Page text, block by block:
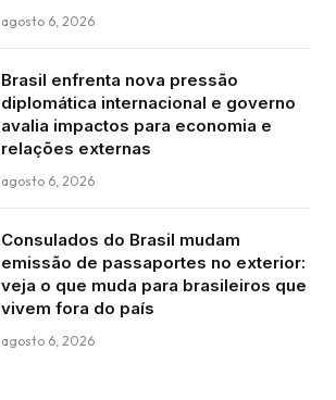
agosto 6, 2026
Brasil enfrenta nova pressão
diplomática internacional e governo
avalia impactos para economia e
relações externas
agosto 6, 2026
Consulados do Brasil mudam
emissão de passaportes no exterior:
veja o que muda para brasileiros que
vivem fora do país
agosto 6, 2026